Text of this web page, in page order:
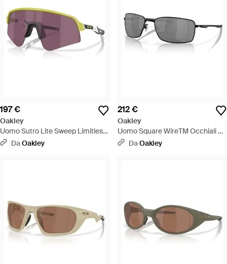
197 €
Oakley
Uomo Sutro Lite Sweep Limitless
Collection Occhiali Da Sole - Nero
DaOakley
212 €
Oakley
Uomo Square WireTM Occhiali Da
Sole - Nero
DaOakley